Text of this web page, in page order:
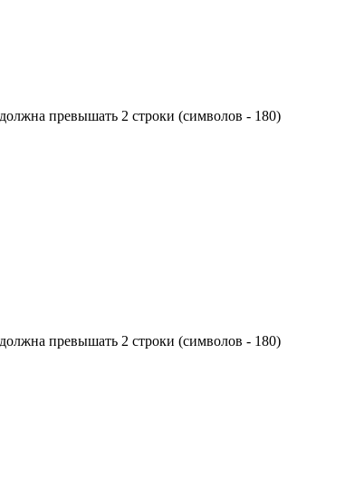
превышать 2 строки (символов - 180)
превышать 2 строки (символов - 180)